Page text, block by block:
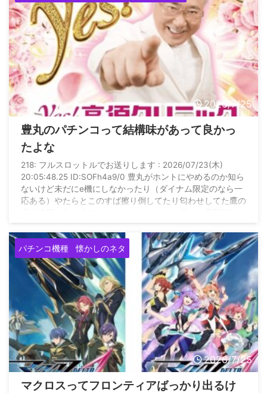
2026/7/25
豊丸のパチンコって結構味があって良かっ
たよな
218: フルスロットルでお送りします : 2026/07/23(木)
20:05:48.25 ID:SOFh4a9/0 豊丸がホントにやめるのか知ら
ないけど未だにe機にしなかったり（ダイナム限定のなら一
応ある）やたらとこのすば擦り倒してたり匂わせしてた鷹の
パチンコ機種 懐かしのネタ
2026/7/25
マクロスってフロンティアばっかり出るけ